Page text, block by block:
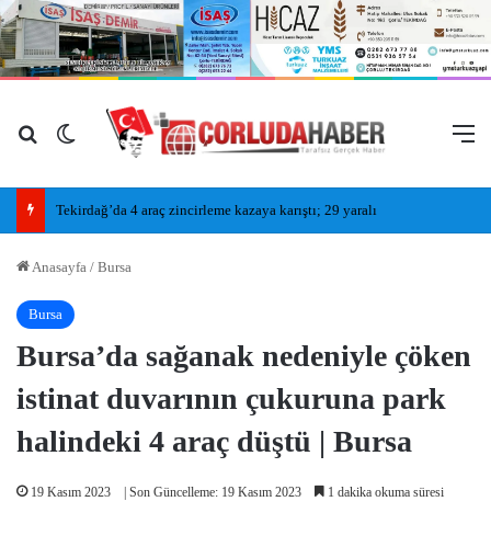
Arama yap ...
Dış görünümü değiştir
Tekirdağ’da 4 araç zincirleme kazaya karıştı; 29 yaralı
Anasayfa / Bursa
Bursa
Bursa’da sağanak nedeniyle çöken
istinat duvarının çukuruna park
halindeki 4 araç düştü | Bursa
19 Kasım 2023 | Son Güncelleme: 19 Kasım 2023 1 dakika okuma süresi